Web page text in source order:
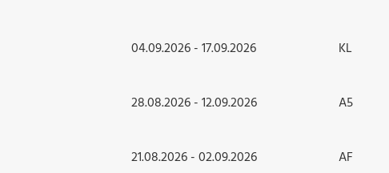
04.09.2026 - 17.09.2026 KL
28.08.2026 - 12.09.2026 A5
21.08.2026 - 02.09.2026 AF